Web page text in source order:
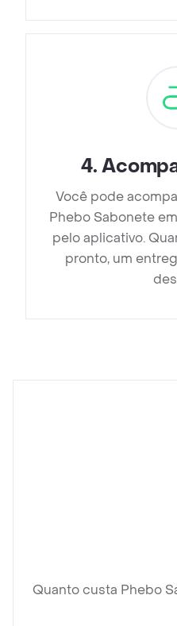
4.
Você pode
Phebo Sabonete
pelo aplicativo.
pronto, um
Quanto custa Phebo